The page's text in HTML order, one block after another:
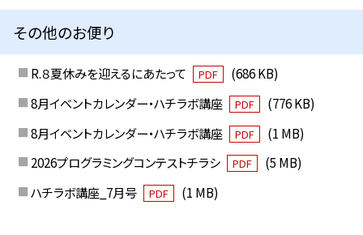
その他のお便り
R.８夏休みを迎えるにあたって PDF
(686 KB)
8月イベントカレンダー・ハチラボ講座
PDF
(776 KB)
8月イベントカレンダー・ハチラボ講座
PDF
(1 MB)
2026プログラミングコンテストチラシ
PDF
(5 MB)
ハチラボ講座_7月号
PDF (1 MB)